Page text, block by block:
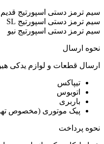
سیم ترمز دستی اسپورتیج قدیم
سیم ترمز دستی اسپورتیج SL
سیم ترمز دستی اسپورتیج نیو
نحوه ارسال
ارسال قطعات و لوازم یدکی
تیپاکس
اتوبوس
باربری
پیک موتوری (مخصوص
نحوه پرداخت